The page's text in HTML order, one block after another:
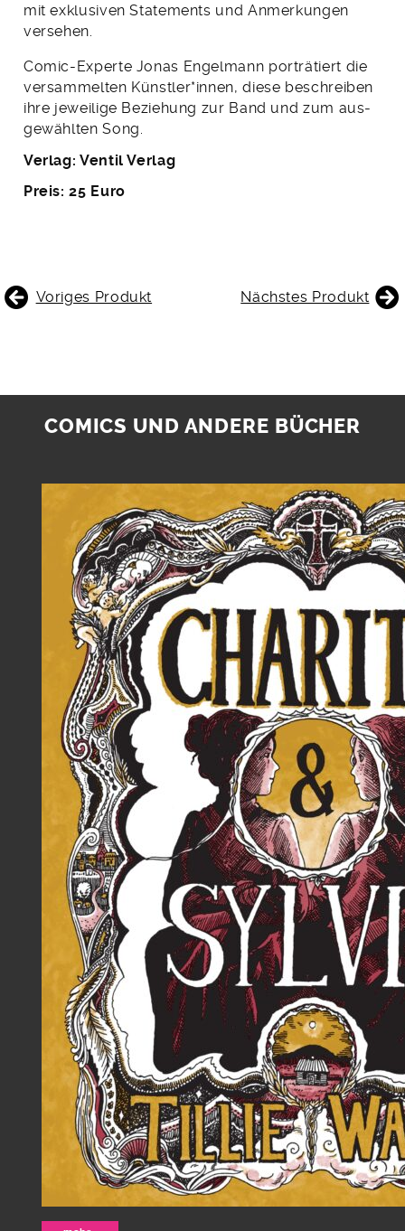
mit exklusiven Statements und Anmerkungen
versehen.
Comic-Experte Jonas Engelmann porträtiert die
ver­­sammelten Künstler*innen, diese beschreiben
ihre jeweilige Beziehung zur Band und zum aus­
gewählten Song.
Verlag: Ventil Verlag
Preis: 25 Euro
BEITRAGSNAVIGATION
Voriges Produkt Nächstes Produkt
COMICS UND ANDERE BÜCHER